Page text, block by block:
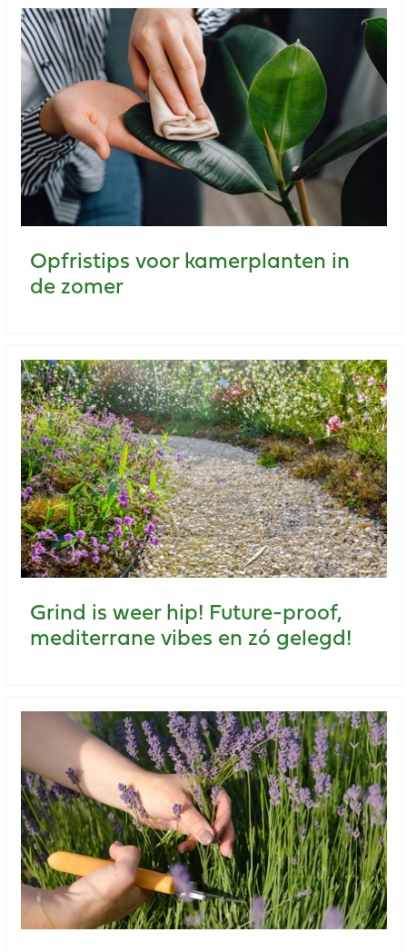
Opfristips voor kamerplanten in
de zomer
Grind is weer hip! Future-proof,
mediterrane vibes en zó gelegd!